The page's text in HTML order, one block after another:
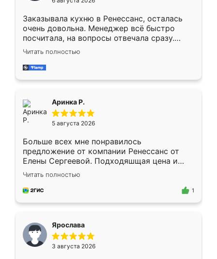
мебели буду заказывать только здесь.
Заказывала кухню в Ренессанс, осталась
очень довольна. Менеджер всё быстро
посчитала, на вопросы отвечала сразу.
Замерщик приехал в субботу, подошёл к
делу со всей ответственностью. Собрали
за день, ребята работали аккуратно, даже
Читать полностью
Аринка Р.
5 августа 2026
Больше всех мне понравилось
предложение от компании Ренессанс от
Елены Сергеевой. Подходяшщая цена и
короткие сроки изготовления. Приехавший
для замера сотрудник Владислав
предложил по моему эскизу самый
Читать полностью
1
Ярослава
3 августа 2026